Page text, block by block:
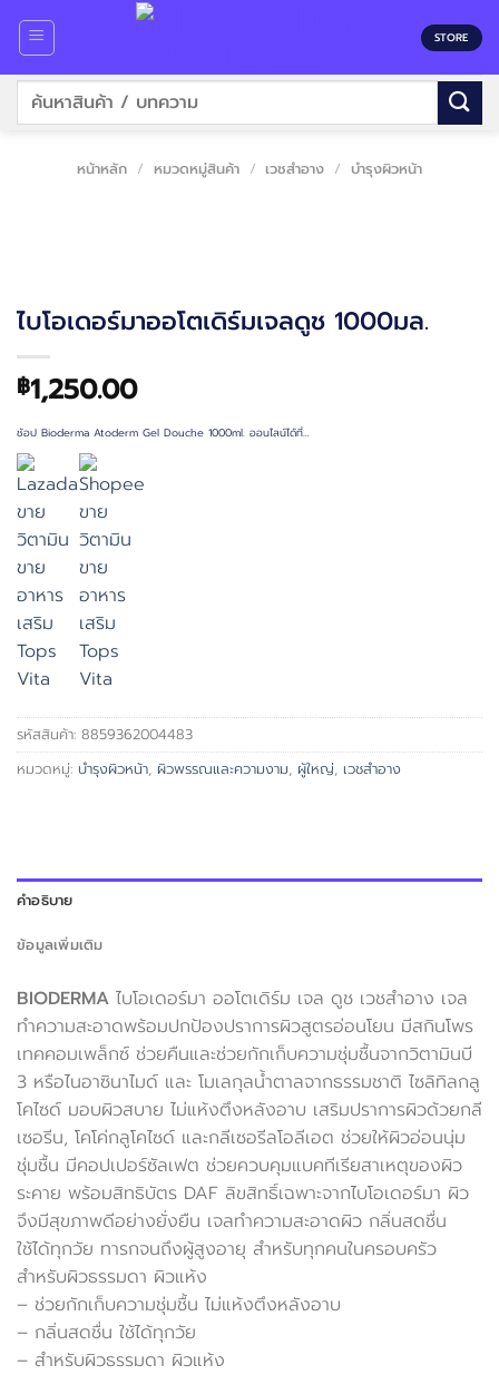
content
STORE
ค้นหา:
หน้าหลัก / หมวดหมู่สินค้า / เวชสำอาง / บำรุงผิวหน้า
ไบโอเดอร์มาออโตเดิร์มเจลดูช 1000มล.
฿1,250.00
ช้อป Bioderma Atoderm Gel Douche 1000ml. ออนไลน์ได้ที่…
รหัสสินค้า: 8859362004483
หมวดหมู่: บำรุงผิวหน้า, ผิวพรรณและความงาม, ผู้ใหญ่, เวชสำอาง
คำอธิบาย
ข้อมูลเพิ่มเติม
BIODERMA ไบโอเดอร์มา ออโตเดิร์ม เจล ดูช เวชสำอาง เจล
ทำความสะอาดพร้อมปกป้องปราการผิวสูตรอ่อนโยน มีสกินโพร
เทคคอมเพล็กซ์ ช่วยคืนและช่วยกักเก็บความชุ่มชื้นจากวิตามินบี
3 หรือไนอาซินาไมด์ และ โมเลกุลน้ำตาลจากธรรมชาติ ไซลิทิลกลู
โคไซด์ มอบผิวสบาย ไม่แห้งตึงหลังอาบ เสริมปราการผิวด้วยกลี
เซอรีน, โคโค่กลูโคไซด์ และกลีเซอรีลโอลีเอต ช่วยให้ผิวอ่อนนุ่ม
ชุ่มชื้น มีคอปเปอร์ซัลเฟต ช่วยควบคุมแบคทีเรียสาเหตุของผิว
ระคาย พร้อมสิทธิบัตร DAF ลิขสิทธิ์เฉพาะจากไบโอเดอร์มา ผิว
จึงมีสุขภาพดีอย่างยั่งยืน เจลทำความสะอาดผิว กลิ่นสดชื่น
ใช้ได้ทุกวัย ทารกจนถึงผู้สูงอายุ สำหรับทุกคนในครอบครัว
สำหรับผิวธรรมดา ผิวแห้ง
– ช่วยกักเก็บความชุ่มชื้น ไม่แห้งตึงหลังอาบ
– กลิ่นสดชื่น ใช้ได้ทุกวัย
– สำหรับผิวธรรมดา ผิวแห้ง